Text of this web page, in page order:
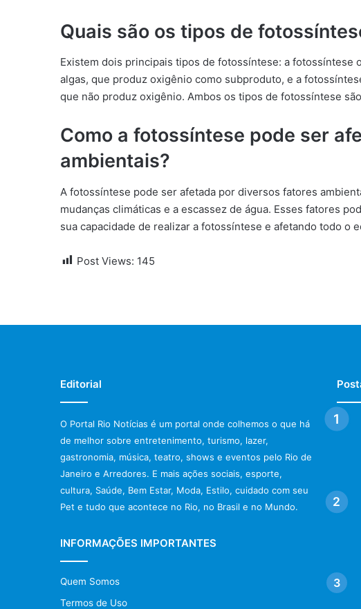
Quais são os tipos de
Existem dois principais tipos de fotossíntese: a fotossíntese
algas, que produz oxigênio como subproduto, e a
que não produz oxigênio. Ambos os tipos de fotossíntese
Como a fotossíntese pode ser
ambientais?
A fotossíntese pode ser afetada por diversos fatores
mudanças climáticas e a escassez de água. Esses fatores
sua capacidade de realizar a fotossíntese e afetando todo o
Post Views: 145
Editorial
O Portal Rio Notícias é um portal onde colhemos o que há
de melhor sobre entretenimento, turismo, lazer,
gastronomia, música, teatro, shows e eventos pelo Rio de
Janeiro e Arredores. E mais ações sociais, esporte,
cultura, Saúde, Bem Estar, Moda, Estilo, cuidado com seu
Pet e tudo que acontece no Rio, no Brasil e no Mundo.
INFORMAÇÕES IMPORTANTES
Quem Somos
Termos de Uso